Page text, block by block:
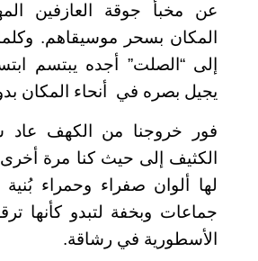
عن مخبأ جوقة العازفين
المكان بسحر موسيقاهم.
إلى “الصلت” أجده يبتسم
يجيل بصره في أنحاء المكان
فور خروجنا من الكهف عاد
الكثيف إلى حيث كنا مرة
لها ألوان صفراء وحمراء
جماعات وبخفة لتبدو كأنها
الأسطورية في رشاقة.